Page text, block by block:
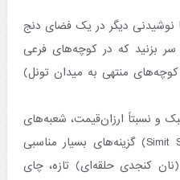
نوشیدنی دیگر در یک فضای دنج
سر بزنید که در کوچه‌های فرعی
کوچه‌های منتهی به میدان تونل)
و نسبتاً ارزان‌قیمت، شعبه‌های
متعدد «سیمیت سارایی» (Simit Sarayı) گزینه‌های بسیار مناسبی
کنجدی حلقه‌ای) تازه، چای